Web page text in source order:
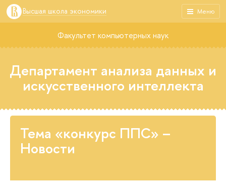
Меню
Высшая школа экономики
Факультет компьютерных наук
Департамент анализа данных и
искусственного интеллекта
Тема «конкурс ППС» –
Новости